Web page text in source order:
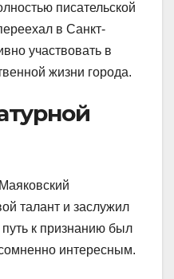
писательской
в Санкт-
участвовать в
жизни города.
талант и заслужил
к признанию был
интересным.